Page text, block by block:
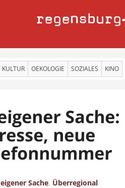
regensburg
KULTUR OEKOLOGIE SOZIALES KINO
neue
Sache, Überregional